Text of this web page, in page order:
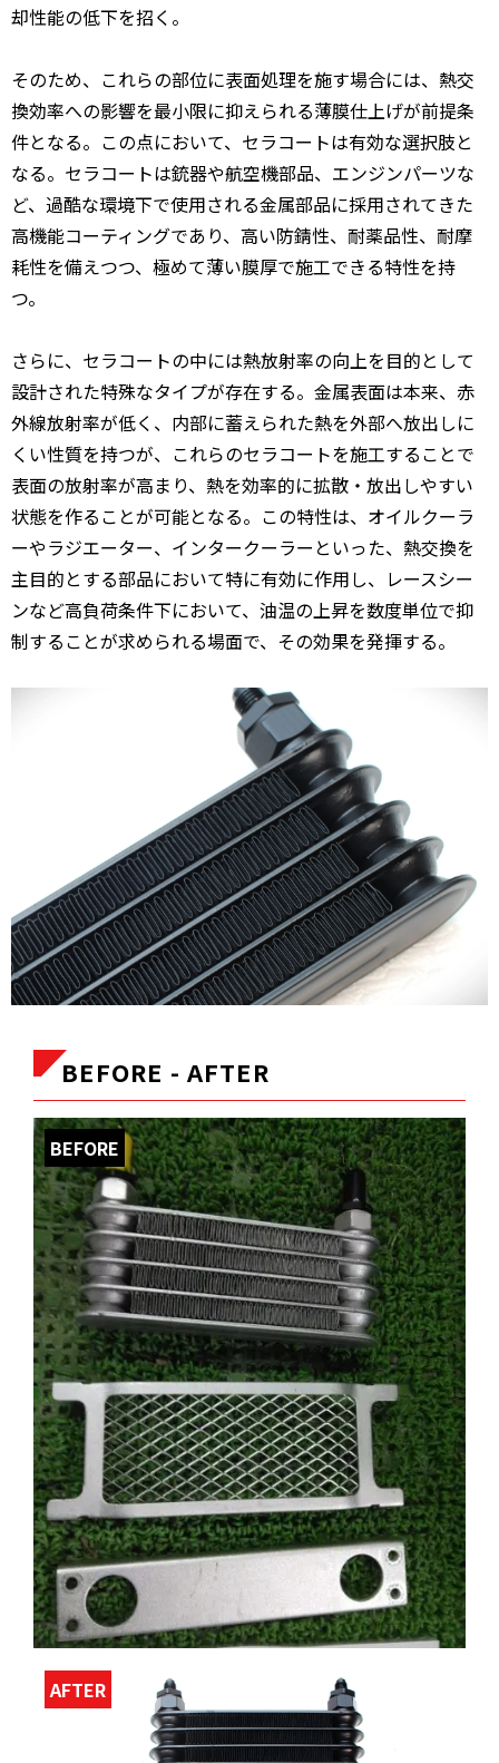
却性能の低下を招く。
そのため、これらの部位に表面処理を施す場合には、熱交
換効率への影響を最小限に抑えられる薄膜仕上げが前提条
件となる。この点において、セラコートは有効な選択肢と
なる。セラコートは銃器や航空機部品、エンジンパーツな
ど、過酷な環境下で使用される金属部品に採用されてきた
高機能コーティングであり、高い防錆性、耐薬品性、耐摩
耗性を備えつつ、極めて薄い膜厚で施工できる特性を持
つ。
さらに、セラコートの中には熱放射率の向上を目的として
設計された特殊なタイプが存在する。金属表面は本来、赤
外線放射率が低く、内部に蓄えられた熱を外部へ放出しに
くい性質を持つが、これらのセラコートを施工することで
表面の放射率が高まり、熱を効率的に拡散・放出しやすい
状態を作ることが可能となる。この特性は、オイルクーラ
ーやラジエーター、インタークーラーといった、熱交換を
主目的とする部品において特に有効に作用し、レースシー
ンなど高負荷条件下において、油温の上昇を数度単位で抑
制することが求められる場面で、その効果を発揮する。
BEFORE - AFTER
BEFORE
AFTER